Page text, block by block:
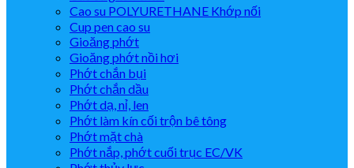
Cao su POLYURETHANE Khớp nối
Cup pen cao su
Gioăng phớt
Gioăng phớt nồi hơi
Phớt chắn bụi
Phớt chắn dầu
Phớt dạ, nỉ, len
Phớt làm kín cối trộn bê tông
Phớt mặt chà
Phớt nắp, phớt cuối trục EC/VK